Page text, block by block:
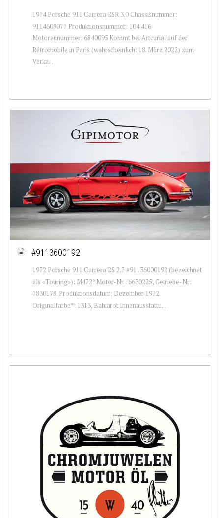
1974 Porsche 911 Carrera RSR 3.0 Chassisnummer:
9114609077 Produktionsnummer: 104 416
Motorennummer: 6840095 Kommt bei Artcurial auf der
Rétromobile in Paris (wahrscheinlich: 18. März 2022) zum
Verka...
#9113600192
1972 Porsche 911 Carrera RS 2.7 #91136000192 (bezeichnet
als «Touring»): M472* Motor-Nr.: 6630225, Getriebe-Nr:
7830178. Produktionsdatum: Dezember 1972.
Originalfarbe*: 1313, Bahiarot Innenausstattu...